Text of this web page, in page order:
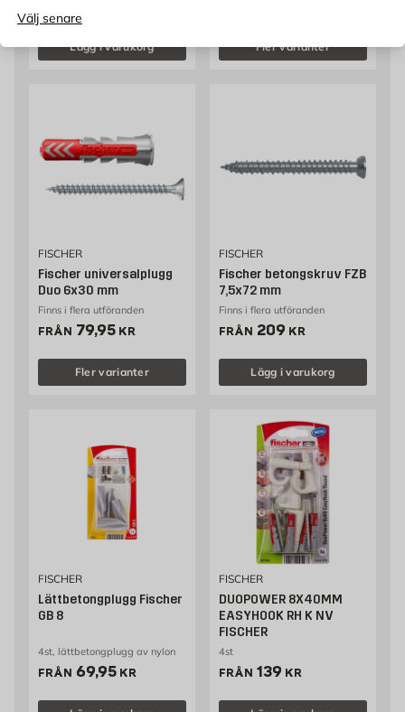
Välj senare
Lägg i varukorg Fler varianter
FISCHER
Fischer universalplugg
Duo 6x30 mm
Finns i flera utföranden
FRÅN Pris 79.95 kr
79,95 KR
Fler varianter
FISCHER
Fischer betongskruv FZB
7,5x72 mm
Finns i flera utföranden
FRÅN Pris 209 kr
209 KR
Lägg i varukorg
FISCHER
Lättbetongplugg Fischer
GB 8
4st, lättbetongplugg av nylon
FRÅN Pris 69.95 kr
69,95 KR
FISCHER
DUOPOWER 8X40MM
EASYHOOK RH K NV
FISCHER
4st
FRÅN Pris 139 kr
139 KR